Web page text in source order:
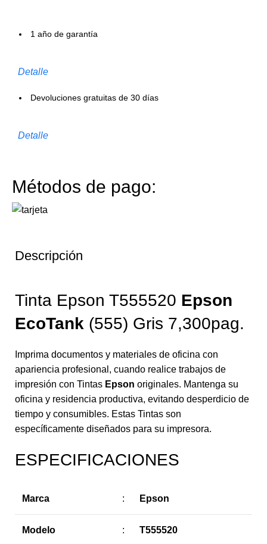
1 año de garantía
Detalle
Devoluciones gratuitas de 30 días
Detalle
Métodos de pago:
Descripción
Tinta Epson T555520 Epson
EcoTank (555) Gris 7,300pag.
Imprima documentos y materiales de oficina con
apariencia profesional, cuando realice trabajos de
impresión con Tintas Epson originales. Mantenga su
oficina y residencia productiva, evitando desperdicio de
tiempo y consumibles. Estas Tintas son
específicamente diseñados para su impresora.
ESPECIFICACIONES
Marca : Epson
Modelo : T555520